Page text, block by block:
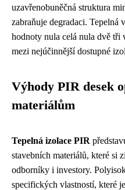
uzavřenobuněčná struktura
zabraňuje degradaci. Tepelná
hodnoty nula celá nula dvě tři
mezi nejúčinnější dostupné
Výhody PIR desek
materiálům
Tepelná izolace PIR
stavebních materiálů, které si
odborníky i investory.
specifických vlastností, které